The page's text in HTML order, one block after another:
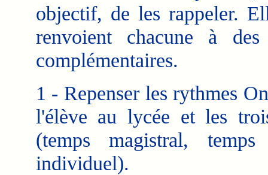
objectif, de les rappeler.
renvoient chacune à
complémentaires.
1 - Repenser les rythmes
l'élève au lycée et les
(temps magistral,
individuel).